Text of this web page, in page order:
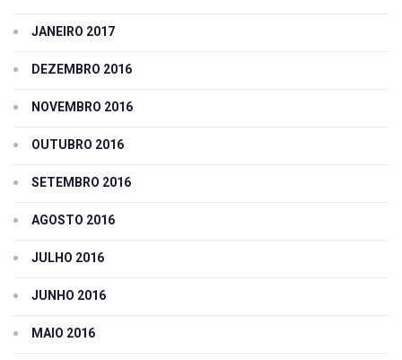
JANEIRO 2017
DEZEMBRO 2016
NOVEMBRO 2016
OUTUBRO 2016
SETEMBRO 2016
AGOSTO 2016
JULHO 2016
JUNHO 2016
MAIO 2016